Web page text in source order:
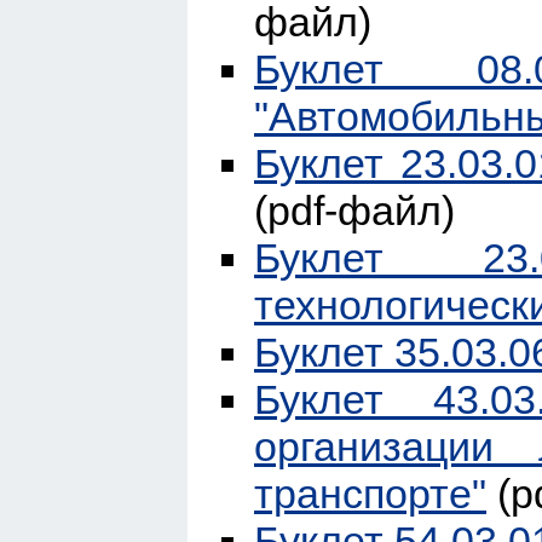
файл)
Буклет
Буклет
(pdf-файл)
Буклет
Буклет
Буклет
транспорте"